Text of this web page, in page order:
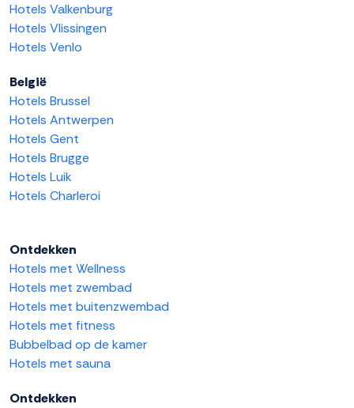
Hotels Valkenburg
Hotels Vlissingen
Hotels Venlo
België
Hotels Brussel
Hotels Antwerpen
Hotels Gent
Hotels Brugge
Hotels Luik
Hotels Charleroi
Ontdekken
Hotels met Wellness
Hotels met zwembad
Hotels met buitenzwembad
Hotels met fitness
Bubbelbad op de kamer
Hotels met sauna
Ontdekken